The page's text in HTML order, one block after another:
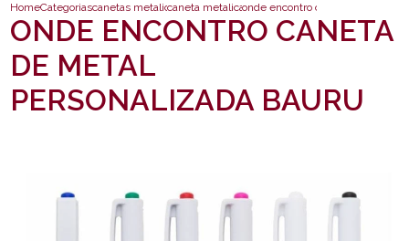
HomeCategoriascanetas metalicascaneta metalica com logotipoonde encontro caneta de metal
ONDE ENCONTRO CANETA
DE METAL
PERSONALIZADA BAURU